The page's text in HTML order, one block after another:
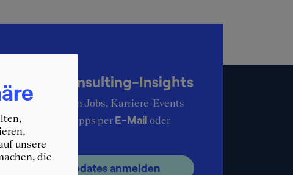
Consulting-Insights
die aktuellsten Jobs, Karriere-Events
Karrieretipps perE-Mail oder
Für E-Mail Updates anmelden
unsere
die